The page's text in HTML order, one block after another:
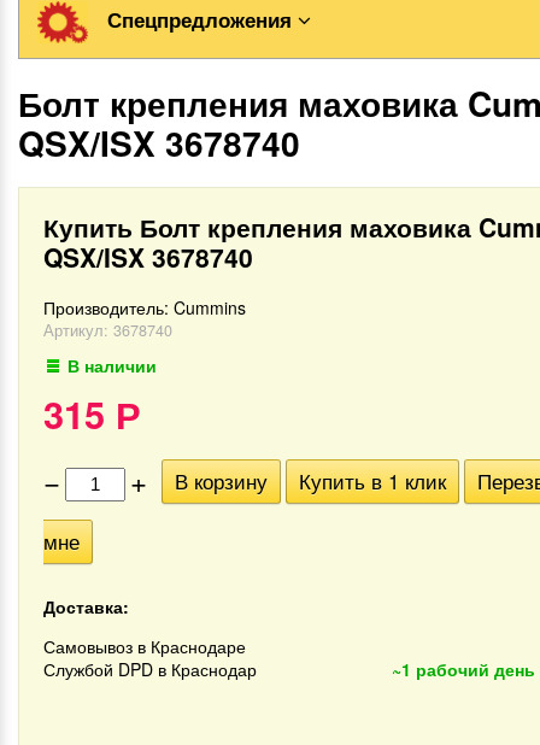
Спецпредложения
Болт крепления маховика
QSX/ISX 3678740
Купить Болт крепления маховика
QSX/ISX 3678740
Производитель: Cummins
Артикул: 3678740
В наличии
315 Р
−
+ В корзину Купить в 1 клик
мне
Доставка:
Самовывоз в Краснодаре
Службой DPD в Краснодар
~1 рабочий день